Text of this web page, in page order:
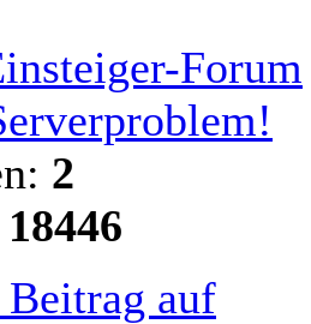
Forum
2
18446
Beitrag auf